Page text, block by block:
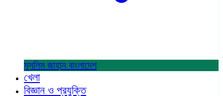
মুসলিম জাহান বাংলাদেশ
খেলা
বিজ্ঞান ও প্রযুক্তি